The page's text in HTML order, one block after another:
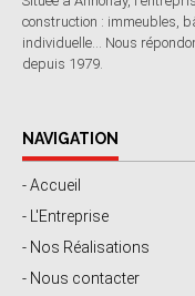
construction : immeubles,
individuelle... Nous
depuis 1979.
NAVIGATION
- Accueil
- L'Entreprise
- Nos Réalisations
- Nous contacter